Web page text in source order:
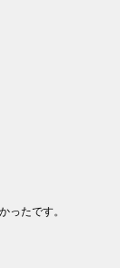
ったです。